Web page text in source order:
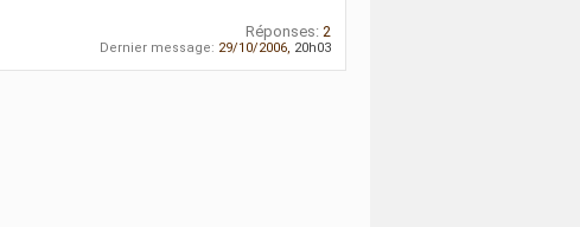
Réponses: 2
Dernier message: 29/10/2006, 20h03